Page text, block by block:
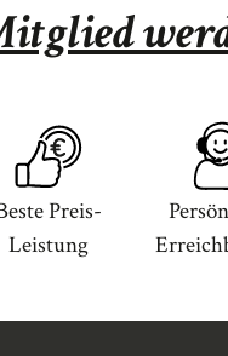
Preis-
Leistung